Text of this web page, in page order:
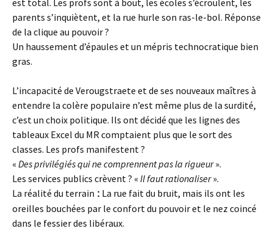
parents s’inquiètent, et la rue hurle son ras-le-bol. Réponse
de la clique au pouvoir ?
Un haussement d’épaules et un mépris technocratique bien
gras.
L’incapacité de Verougstraete et de ses nouveaux maîtres à
entendre la colère populaire n’est même plus de la surdité,
c’est un choix politique. Ils ont décidé que les lignes des
tableaux Excel du MR comptaient plus que le sort des
classes. Les profs manifestent ?
« Des privilégiés qui ne comprennent pas la rigueur».
Les services publics crèvent ? « Il faut rationaliser».
La réalité du terrain : La rue fait du bruit, mais ils ont les
oreilles bouchées par le confort du pouvoir et le nez coincé
dans le fessier des libéraux.